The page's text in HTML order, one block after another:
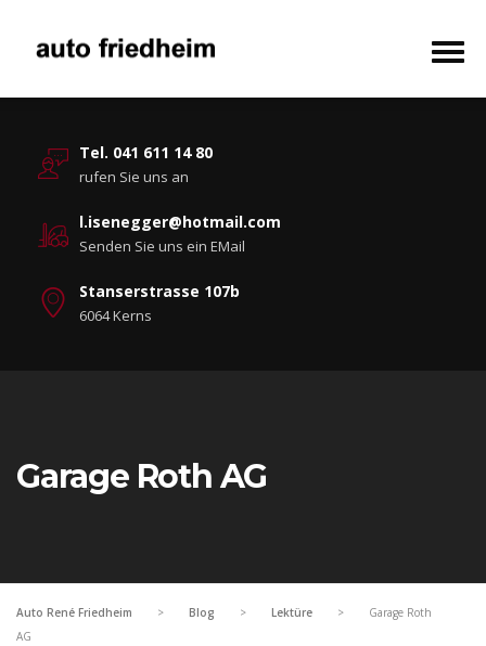
Tel. 041 611 14 80
rufen Sie uns an
l.isenegger@hotmail.com
Senden Sie uns ein EMail
Stanserstrasse 107b
6064 Kerns
Garage Roth AG
Auto René Friedheim > Blog > Lektüre >
Garage Roth
AG